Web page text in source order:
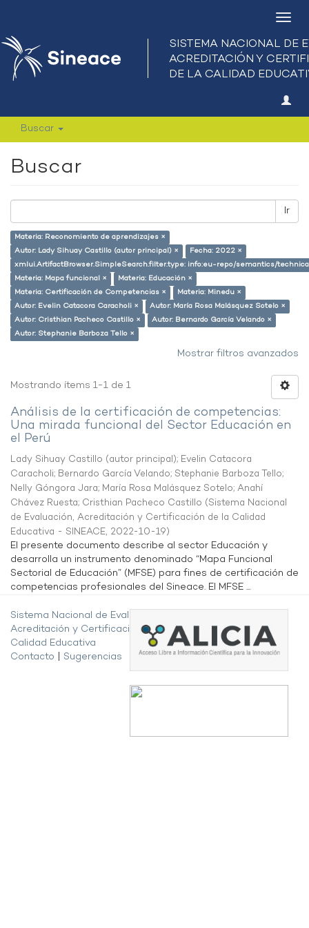
Buscar
Buscar
Ir
Materia: Reconomiento de aprendizajes ×
Autor: Lady Sihuay Castillo (autor principal) ×
Fecha: 2022 ×
xmlui.ArtifactBrowser.SimpleSearch.filter.type: info:eu-repo/semantics/
Materia: Mapa funcional ×
Materia: Educación ×
Materia: Certificación de Competencias ×
Materia: Minedu ×
Autor: Evelin Catacora Caracholi ×
Autor: María Rosa Malásquez Sotelo ×
Autor: Cristhian Pacheco Castillo ×
Autor: Bernardo García Velando ×
Autor: Stephanie Barboza Tello ×
Mostrar filtros avanzados
Mostrando ítems 1-1 de 1
Análisis de la certificación de competencias:
Una mirada funcional del Sector Educación en
el Perú
Lady Sihuay Castillo (autor principal); Evelin Catacora
Caracholi; Bernardo García Velando; Stephanie Barboza Tello;
Nelly Góngora Jara; María Rosa Malásquez Sotelo; Anahí
Chávez Ruesta; Cristhian Pacheco Castillo (Sistema Nacional
de Evaluación, Acreditación y Certificación de la Calidad
Educativa - SINEACE, 2022-10-19)
El presente documento describe al sector Educación y
desarrolla un instrumento denominado “Mapa Funcional
Sectorial de Educación” (MFSE) para fines de certificación de
competencias profesionales del Sineace. El MFSE ...
Sistema Nacional de Evaluación,
Acreditación y Certificación de la
Calidad Educativa
Contacto
Sugerencias